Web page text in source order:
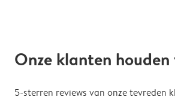
Onze klanten houden
5-sterren reviews van onze tevreden